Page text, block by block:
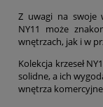
Z uwagi na swoje
NY11 może
wnętrzach, jak i w
Kolekcja krzeseł
solidne, a ich
wnętrza